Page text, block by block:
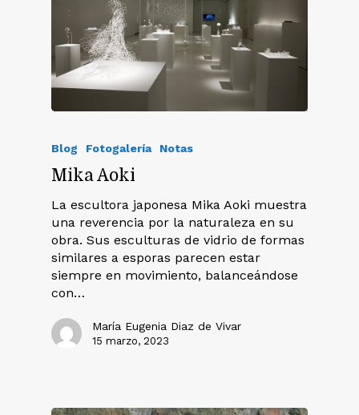
Blog Fotogalería Notas
Mika Aoki
La escultora japonesa Mika Aoki muestra
una reverencia por la naturaleza en su
obra. Sus esculturas de vidrio de formas
similares a esporas parecen estar
siempre en movimiento, balanceándose
con…
María Eugenia Diaz de Vivar
15 marzo, 2023